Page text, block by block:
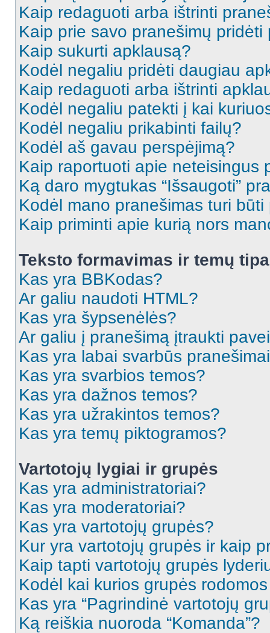
Kaip redaguoti arba ištrinti
Kaip prie savo pranešimų pridėti
Kaip sukurti apklausą?
Kodėl negaliu pridėti daugiau
Kaip redaguoti arba ištrinti
Kodėl negaliu patekti į kai
Kodėl negaliu prikabinti failų?
Kodėl aš gavau perspėjimą?
Kaip raportuoti apie neteisingus
Ką daro mygtukas “Išsaugoti”
Kodėl mano pranešimas turi būti
Kaip priminti apie kurią nors
Teksto formavimas ir temų
Kas yra BBKodas?
Ar galiu naudoti HTML?
Kas yra šypsenėlės?
Ar galiu į pranešimą įtraukti
Kas yra labai svarbūs
Kas yra svarbios temos?
Kas yra dažnos temos?
Kas yra užrakintos temos?
Kas yra temų piktogramos?
Vartotojų lygiai ir grupės
Kas yra administratoriai?
Kas yra moderatoriai?
Kas yra vartotojų grupės?
Kur yra vartotojų grupės ir kaip
Kaip tapti vartotojų grupės
Kodėl kai kurios grupės
Kas yra “Pagrindinė vartotojų
Ką reiškia nuoroda “Komanda”?